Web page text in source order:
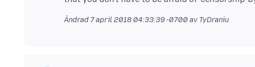
Ändrad 7 april 2018 04:33:39 -0700 av TyDraniu